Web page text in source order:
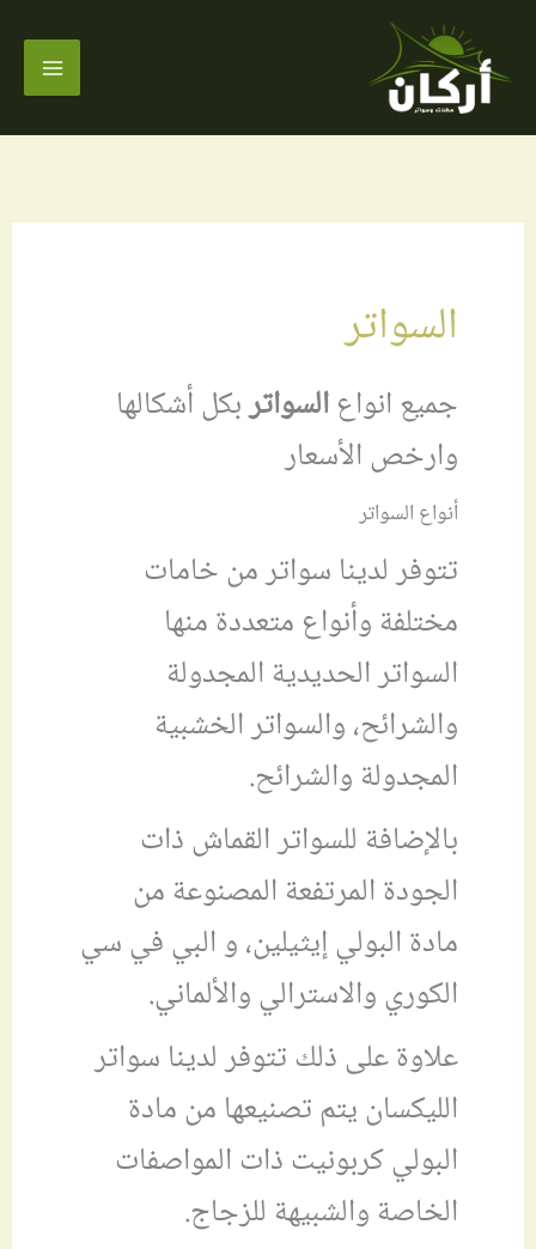
المحتوى
السواتر
جميع انواعالسواتربكل أشكالها
وارخص الأسعار
أنواع السواتر
تتوفر لدينا سواتر من خامات
مختلفة وأنواع متعددة منها
السواتر الحديدية المجدولة
والشرائح، والسواتر الخشبية
المجدولة والشرائح.
بالإضافة للسواتر القماش ذات
الجودة المرتفعة المصنوعة من
مادة البولي إيثيلين، و البي في سي
الكوري والاسترالي والألماني.
علاوة على ذلك تتوفر لدينا سواتر
الليكسان يتم تصنيعها من مادة
البولي كربونيت ذات المواصفات
الخاصة والشبيهة للزجاج.